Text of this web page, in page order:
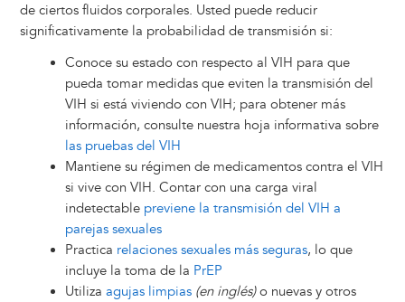
de ciertos fluidos corporales. Usted puede reducir
significativamente la probabilidad de transmisión si:
Conoce su estado con respecto al VIH para que
pueda tomar medidas que eviten la transmisión del
VIH si está viviendo con VIH; para obtener más
información, consulte nuestra hoja informativa sobre
las pruebas del VIH
Mantiene su régimen de medicamentos contra el VIH
si vive con VIH. Contar con una carga viral
indetectable previene la transmisión del VIH a
parejas sexuales
Practica relaciones sexuales más seguras, lo que
incluye la toma de la PrEP
Utiliza agujas limpias (en inglés)o nuevas y otros